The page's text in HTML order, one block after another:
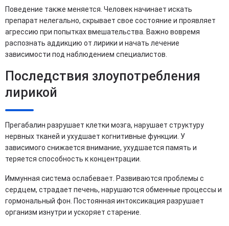
Поведение также меняется. Человек начинает искать
препарат нелегально, скрывает свое состояние и проявляет
агрессию при попытках вмешательства. Важно вовремя
распознать аддикцию от лирики и начать лечение
зависимости под наблюдением специалистов.
Последствия злоупотребления
лирикой
Прегабалин разрушает клетки мозга, нарушает структуру
нервных тканей и ухудшает когнитивные функции. У
зависимого снижается внимание, ухудшается память и
теряется способность к концентрации.
Иммунная система ослабевает. Развиваются проблемы с
сердцем, страдает печень, нарушаются обменные процессы и
гормональный фон. Постоянная интоксикация разрушает
организм изнутри и ускоряет старение.